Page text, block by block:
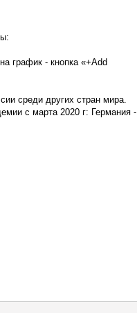
график - кнопка «+Add
среди других стран мира.
с марта 2020 г: Германия -